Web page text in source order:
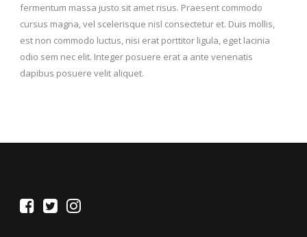
fermentum massa justo sit amet risus. Praesent commodo
cursus magna, vel scelerisque nisl consectetur et. Duis mollis,
est non commodo luctus, nisi erat porttitor ligula, eget lacinia
odio sem nec elit. Integer posuere erat a ante venenatis
dapibus posuere velit aliquet.